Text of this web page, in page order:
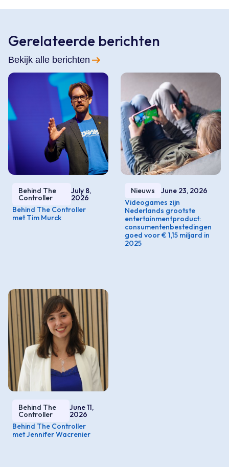
Gerelateerde berichten
Bekijk alle berichten
Behind The
Controller
July 8,
2026
Behind The Controller
met Tim Murck
Nieuws
June 23, 2026
Videogames zijn
Nederlands grootste
entertainmentproduct:
consumentenbestedingen
goed voor € 1,15 miljard in
2025
Behind The
Controller
June 11,
2026
Behind The Controller
met Jennifer Wacrenier